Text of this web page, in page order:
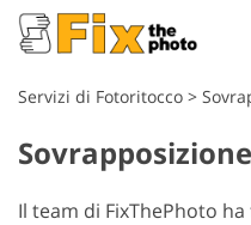
Servizi di Fotoritocco >
Il team di FixThePhoto